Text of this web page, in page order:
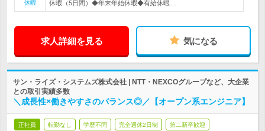
休暇
休暇（5日間）◆年末年始休暇◆有給休暇…
求人詳細を見る 気になる
サン・ライズ・システムズ株式会社 | NTT・NEXCOグループなど、大企業
との取引実績多数
＼成長性×働きやすさのバランス◎／【オープン系エンジニア】
正社員 転勤なし 学歴不問 完全週休2日制 第二新卒歓迎